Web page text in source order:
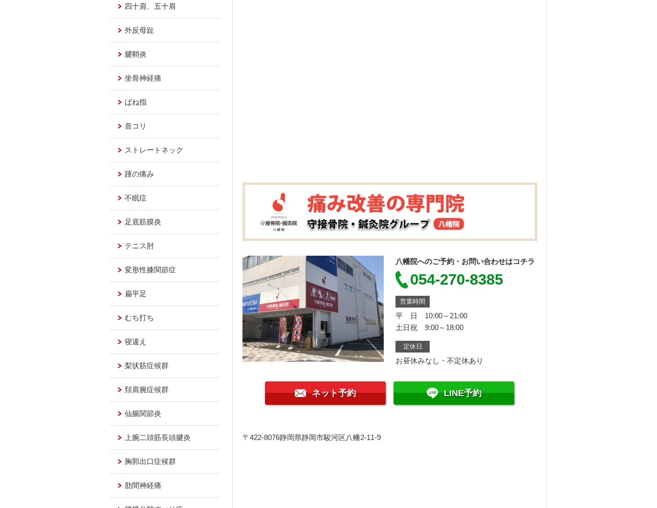
八幡院へのご予約・お問い合わせはコチラ
054-270-8385
営業時間
平 日 10:00～21:00
土日祝 9:00～18:00
定休日
お昼休みなし・不定休あり
ネット予約 LINE予約
〒422-8076静岡県静岡市駿河区八幡2-11-9
四十肩、五十肩
外反母趾
腱鞘炎
坐骨神経痛
ばね指
首コリ
ストレートネック
踵の痛み
不眠症
足底筋膜炎
テニス肘
変形性膝関節症
扁平足
むち打ち
寝違え
梨状筋症候群
頚肩腕症候群
仙腸関節炎
上腕二頭筋長頭腱炎
胸郭出口症候群
肋間神経痛